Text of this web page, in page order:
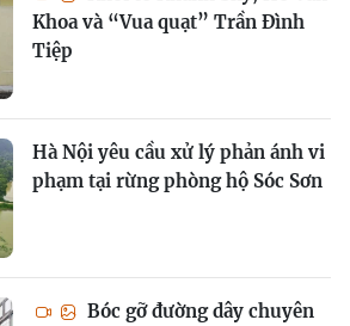
Khoa và “Vua quạt” Trần Đình
Tiệp
Hà Nội yêu cầu xử lý phản ánh vi
phạm tại rừng phòng hộ Sóc Sơn
Bóc gỡ đường dây chuyên